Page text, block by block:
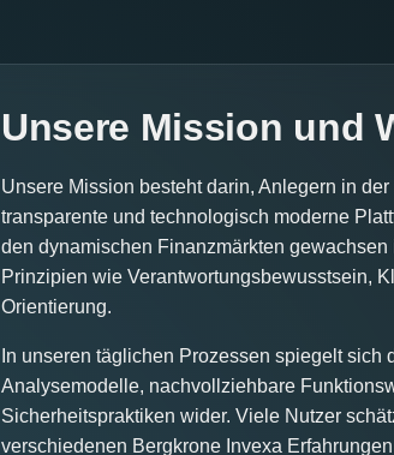
Unsere Mission und
Unsere Mission besteht darin, Anlegern in
transparente und technologisch moderne
den dynamischen Finanzmärkten gewachsen
Prinzipien wie Verantwortungsbewusstsein,
Orientierung.
In unseren täglichen Prozessen spiegelt sich
Analysemodelle, nachvollziehbare
Sicherheitspraktiken wider. Viele Nutzer
verschiedenen Bergkrone Invexa